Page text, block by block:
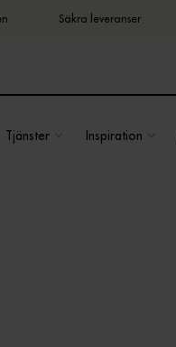
Säkra leveranser
Tjänster Inspiration